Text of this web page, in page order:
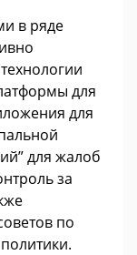
в ряде
для
для
для жалоб
за
по